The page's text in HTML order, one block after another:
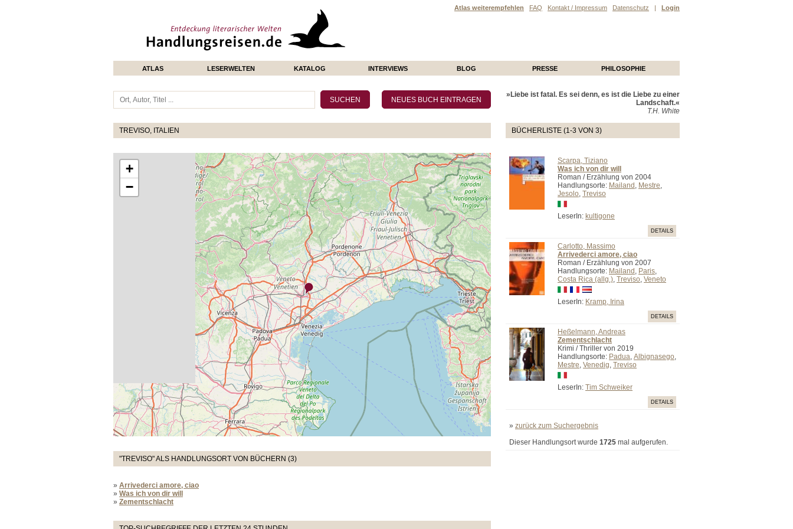
Atlas weiterempfehlen FAQ Kontakt / Impressum Datenschutz | Login
ATLAS LESERWELTEN KATALOG INTERVIEWS BLOG PRESSE PHILOSOPHIE
TREVISO, ITALIEN
+
−
"TREVISO" ALS HANDLUNGSORT VON BÜCHERN (3)
» Arrivederci amore, ciao
» Was ich von dir will
» Zementschlacht
»Liebe ist fatal. Es sei denn, es ist die Liebe zu einer
Landschaft.«
T.H. White
BÜCHERLISTE (1-3 VON 3)
Scarpa, Tiziano
Was ich von dir will
Roman / Erzählung von 2004
Handlungsorte: Mailand , Mestre,
Jesolo, Treviso
LeserIn: kultigone
DETAILS
Carlotto, Massimo
Arrivederci amore, ciao
Roman / Erzählung von 2007
Handlungsorte: Mailand , Paris,
Costa Rica (allg.), Treviso, Veneto
LeserIn: Kramp, Irina
DETAILS
Heßelmann, Andreas
Zementschlacht
Krimi / Thriller von 2019
Handlungsorte: Padua, Albignasego,
Mestre, Venedig, Treviso
LeserIn: Tim Schweiker
DETAILS
» zurück zum Suchergebnis
Dieser Handlungsort wurde 1725 mal aufgerufen.